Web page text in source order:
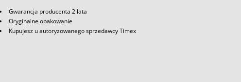
Gwarancja producenta 2 lata
Oryginalne opakowanie
Kupujesz u autoryzowanego sprzedawcy Timex